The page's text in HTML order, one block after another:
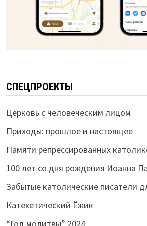
СПЕЦПРОЕКТЫ
Церковь с человеческим лицом
Приходы: прошлое и настоящее
Памяти репрессированных
100 лет со дня рождения Иоанна
Забытые католические писатели
Катехетический Ёжик